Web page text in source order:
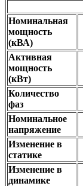
Номинальная
мощность
(кВА)
Активная
мощность
(кВт)
Количество
фаз
Номинальное
напряжение
Изменение в
статике
Изменение в
динамике